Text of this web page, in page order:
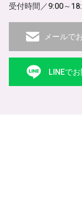
受付時間／9:00～
メールで
LINEで